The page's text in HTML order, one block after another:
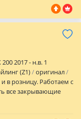
по городу и регионы
ассортимент
в наличии. Наш
36а
2017 - н.в. 1
(Z1)
оригинал
в розницу. Работаем с
все закрывающие
г. Алматы